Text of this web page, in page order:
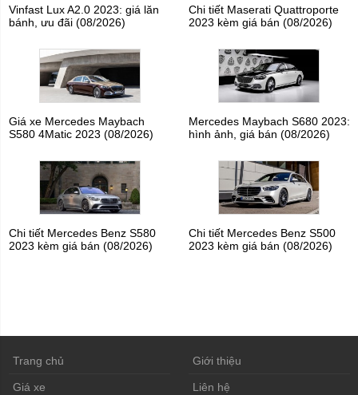
Vinfast Lux A2.0 2023: giá lăn
bánh, ưu đãi (08/2026)
Chi tiết Maserati Quattroporte
2023 kèm giá bán (08/2026)
Giá xe Mercedes Maybach
S580 4Matic 2023 (08/2026)
Mercedes Maybach S680 2023:
hình ảnh, giá bán (08/2026)
Chi tiết Mercedes Benz S580
2023 kèm giá bán (08/2026)
Chi tiết Mercedes Benz S500
2023 kèm giá bán (08/2026)
Trang chủ Giới thiệu
Giá xe Liên hệ